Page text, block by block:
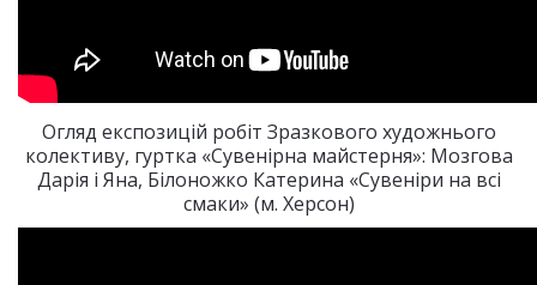
Огляд експозицій робіт Зразкового художнього
колективу, гуртка «Сувенірна майстерня»: Мозгова
Дарія і Яна, Білоножко Катерина «Сувеніри на всі
смаки» (м. Херсон)